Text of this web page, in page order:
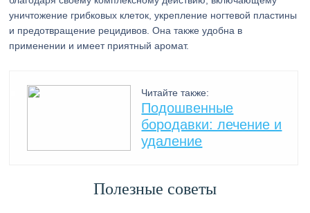
уничтожение грибковых клеток, укрепление ногтевой пластины
и предотвращение рецидивов. Она также удобна в
применении и имеет приятный аромат.
Читайте также:
Подошвенные
бородавки: лечение и
удаление
Полезные советы